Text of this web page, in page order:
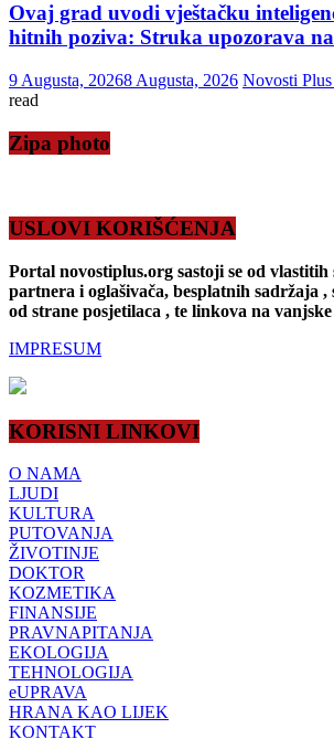
Ovaj grad uvodi vještačku
hitnih poziva: Struka upozorava na
9 Augusta, 20268 Augusta, 2026 Novosti Plus
read
Zipa photo
USLOVI KORIŠĆENJA
Portal novostiplus.org sastoji se od
partnera i oglašivača, besplatnih sadržaja
od strane posjetilaca , te linkova na
IMPRESUM
KORISNI LINKOVI
O NAMA
LJUDI
KULTURA
PUTOVANJA
ŽIVOTINJE
DOKTOR
KOZMETIKA
FINANSIJE
PRAVNAPITANJA
EKOLOGIJA
TEHNOLOGIJA
eUPRAVA
HRANA KAO LIJEK
KONTAKT